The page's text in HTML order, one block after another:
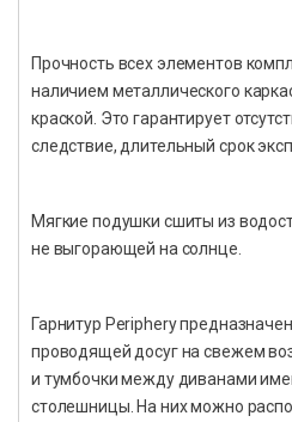
Прочность всех элементов
наличием металлического
краской. Это гарантирует
следствие, длительный срок
Мягкие подушки сшиты из
не выгорающей на солнце.
Гарнитур Periphery
проводящей досуг на свежем
и тумбочки между диванами
столешницы. На них можно